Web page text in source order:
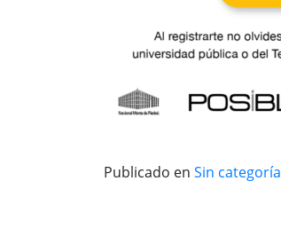
Publicado en Sin categoría